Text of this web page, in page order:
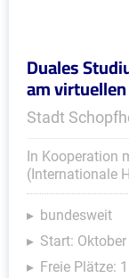
Duales
am
Stadt
In Kooperation
(Internationale
bundesweit
Start:
Freie Plätze: 1